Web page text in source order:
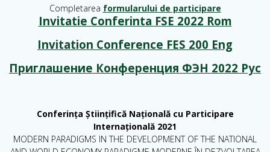
Completarea formularului de participare
Invitatie Conferinta FSE 2022 Rom
Invitation Conference FES 200 Eng
Приглашение Конференция ФЭН 2022 Рус
Conferința Ştiinţifică Națională cu Participare
Internațională 2021
MODERN PARADIGMS IN THE DEVELOPMENT OF THE NATIONAL